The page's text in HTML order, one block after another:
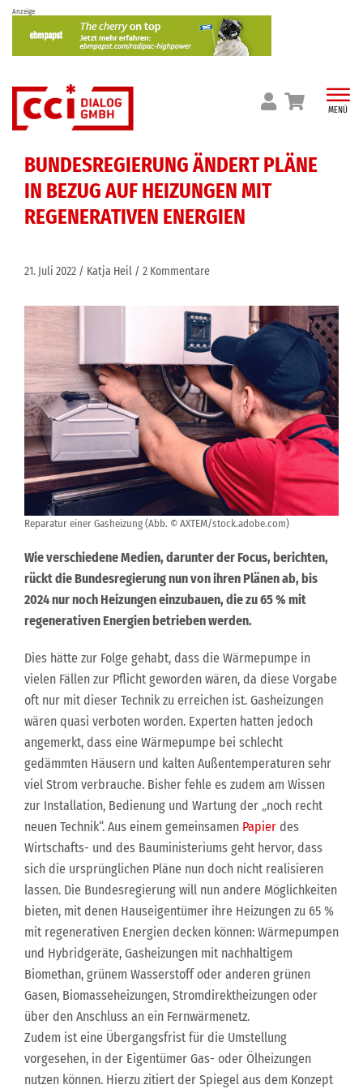
Skip
content
Anzeige
MENÜ
BUNDESREGIERUNG ÄNDERT PLÄNE
IN BEZUG AUF HEIZUNGEN MIT
REGENERATIVEN ENERGIEN
21. Juli 2022 Katja Heil 2 Kommentare
Reparatur einer Gasheizung (Abb. © AXTEM/stock.adobe.com)
Wie verschiedene Medien, darunter der Focus, berichten,
rückt die Bundesregierung nun von ihren Plänen ab, bis
2024 nur noch Heizungen einzubauen, die zu 65 % mit
regenerativen Energien betrieben werden.
Dies hätte zur Folge gehabt, dass die Wärmepumpe in
vielen Fällen zur Pflicht geworden wären, da diese Vorgabe
oft nur mit dieser Technik zu erreichen ist. Gasheizungen
wären quasi verboten worden. Experten hatten jedoch
angemerkt, dass eine Wärmepumpe bei schlecht
gedämmten Häusern und kalten Außentemperaturen sehr
viel Strom verbrauche. Bisher fehle es zudem am Wissen
zur Installation, Bedienung und Wartung der „noch recht
neuen Technik“. Aus einem gemeinsamen Papier des
Wirtschafts- und des Bauministeriums geht hervor, dass
sich die ursprünglichen Pläne nun doch nicht realisieren
lassen. Die Bundesregierung will nun andere Möglichkeiten
bieten, mit denen Hauseigentümer ihre Heizungen zu 65 %
mit regenerativen Energien decken können: Wärmepumpen
und Hybridgeräte, Gasheizungen mit nachhaltigem
Biomethan, grünem Wasserstoff oder anderen grünen
Gasen, Biomasseheizungen, Stromdirektheizungen oder
über den Anschluss an ein Fernwärmenetz.
Zudem ist eine Übergangsfrist für die Umstellung
vorgesehen, in der Eigentümer Gas- oder Ölheizungen
nutzen können. Hierzu zitiert der Spiegel aus dem Konzept